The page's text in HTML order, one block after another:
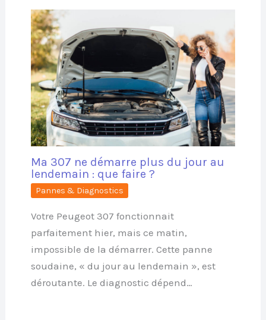
Ma 307 ne démarre plus du jour au
lendemain : que faire ?
Pannes & Diagnostics
Votre Peugeot 307 fonctionnait
parfaitement hier, mais ce matin,
impossible de la démarrer. Cette panne
soudaine, « du jour au lendemain », est
déroutante. Le diagnostic dépend…